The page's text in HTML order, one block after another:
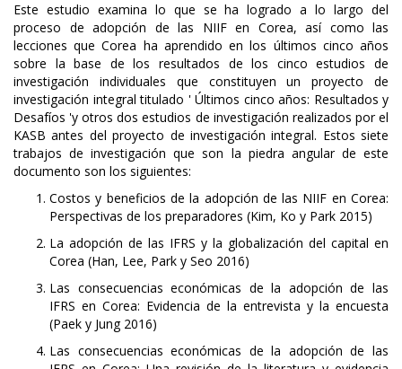
Este estudio examina lo que se ha logrado a lo largo del
proceso de adopción de las NIIF en Corea, así como las
lecciones que Corea ha aprendido en los últimos cinco años
sobre la base de los resultados de los cinco estudios de
investigación individuales que constituyen un proyecto de
investigación integral titulado ' Últimos cinco años: Resultados y
Desafíos 'y otros dos estudios de investigación realizados por el
KASB antes del proyecto de investigación integral. Estos siete
trabajos de investigación que son la piedra angular de este
documento son los siguientes:
Costos y beneficios de la adopción de las NIIF en Corea:
Perspectivas de los preparadores (Kim, Ko y Park 2015)
La adopción de las IFRS y la globalización del capital en
Corea (Han, Lee, Park y Seo 2016)
Las consecuencias económicas de la adopción de las
IFRS en Corea: Evidencia de la entrevista y la encuesta
(Paek y Jung 2016)
Las consecuencias económicas de la adopción de las